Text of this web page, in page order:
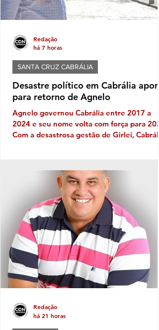
Desastre político em Cabrália
para retorno de Agnelo
Agnelo governou Cabrália entre 2017 a
2024 e seu nome volta com força para
Com a desastrosa gestão de Girlei,
desgoverno, baixas de aliados, firulas do
gestor e sucessivos erros administrativos
são os ingredientes do que se tornou a
governança no município de
SantaCruzCabrália, fator que leva os
moradores a refletir, sobretudo em quem e
SANTA CRUZ CABRÁLIA
Redação
há 7 horas
Redação
há 21 horas